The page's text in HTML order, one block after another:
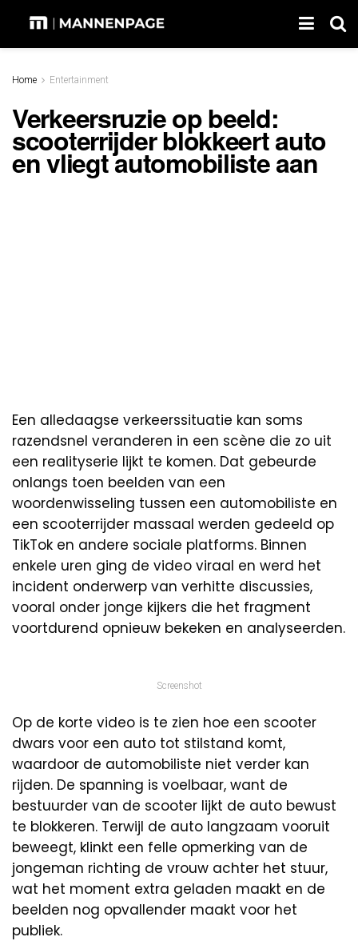
Home Entertainment
Verkeersruzie op beeld:
scooterrijder blokkeert auto
en vliegt automobiliste aan
Een alledaagse verkeerssituatie kan soms
razendsnel veranderen in een scène die zo uit
een realityserie lijkt te komen. Dat gebeurde
onlangs toen beelden van een
woordenwisseling tussen een automobiliste en
een scooterrijder massaal werden gedeeld op
TikTok en andere sociale platforms. Binnen
enkele uren ging de video viraal en werd het
incident onderwerp van verhitte discussies,
vooral onder jonge kijkers die het fragment
voortdurend opnieuw bekeken en analyseerden.
Screenshot
Op de korte video is te zien hoe een scooter
dwars voor een auto tot stilstand komt,
waardoor de automobiliste niet verder kan
rijden. De spanning is voelbaar, want de
bestuurder van de scooter lijkt de auto bewust
te blokkeren. Terwijl de auto langzaam vooruit
beweegt, klinkt een felle opmerking van de
jongeman richting de vrouw achter het stuur,
wat het moment extra geladen maakt en de
beelden nog opvallender maakt voor het
publiek.